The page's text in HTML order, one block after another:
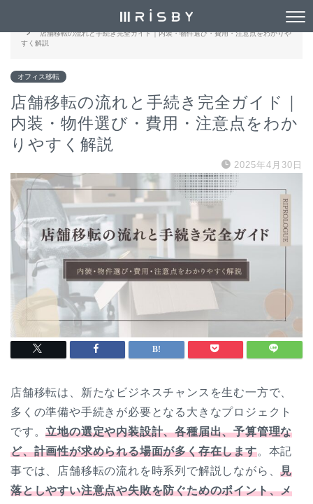
電話でお問い合わせ
店舗移転の流れと手続き完全ガイド｜内装・物件選び・費用・注意点をわかりや
すく解説
オフィス移転
店舗移転の流れと手続き完全ガイド｜
内装・物件選び・費用・注意点をわか
りやすく解説
2025年4月30日
店舗移転は、新たなビジネスチャンスを生む一方で、
多くの準備や手続きが必要となる大きなプロジェクト
です。立地の選定や内装設計、各種届出、予算管理な
ど、計画性が求められる場面が多く存在します。本記
事では、店舗移転の流れを時系列で解説しながら、見
落としやすい注意点や失敗を防ぐためのポイント、メ